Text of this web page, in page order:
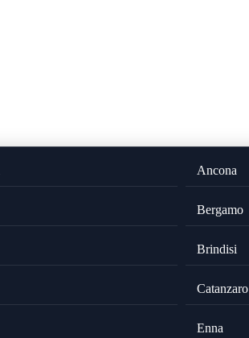
Ancona
Bergamo
Brindisi
Catanzaro
Enna